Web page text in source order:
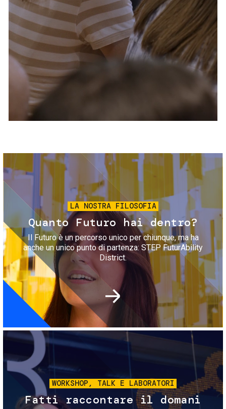
Servizi e accessibilità
Contatti
FAQ
Biglietti
Immagine
LA NOSTRA FILOSOFIA
Quanto Futuro hai dentro?
Il Futuro è un percorso unico per chiunque, ma ha
anche un unico punto di partenza: STEP FuturAbility
District.
Immagine
WORKSHOP, TALK E LABORATORI
Fatti raccontare il domani